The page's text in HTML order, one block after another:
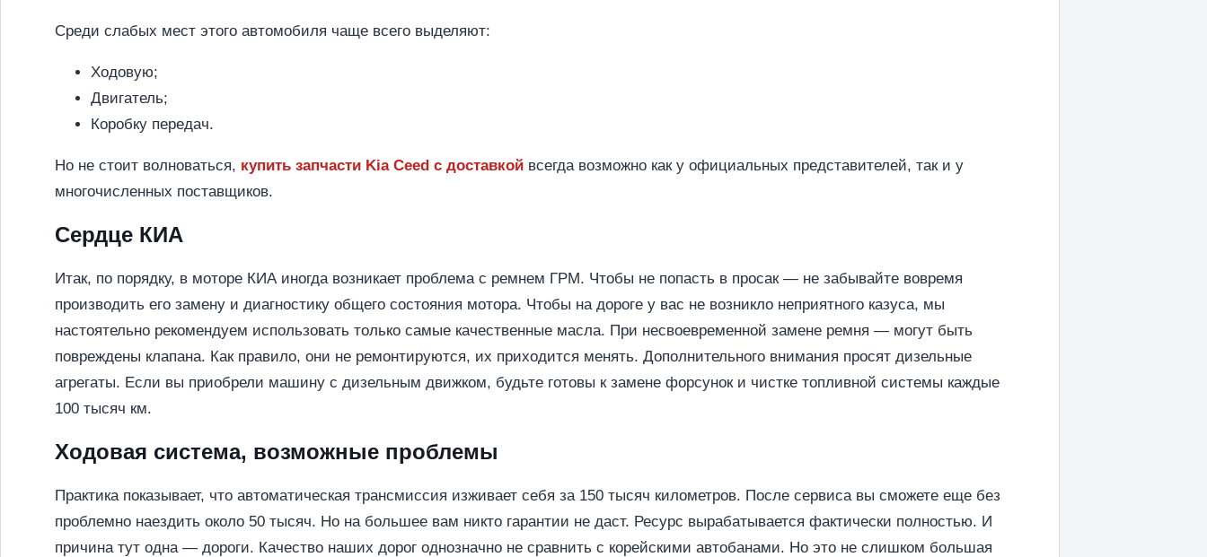
Среди слабых мест этого автомобиля чаще всего выделяют:
Ходовую;
Двигатель;
Коробку передач.
Но не стоит волноваться, купить запчасти Kia Ceed с доставкой всегда возможно как у официальных представителей, так и у
многочисленных поставщиков.
Сердце КИА
Итак, по порядку, в моторе КИА иногда возникает проблема с ремнем ГРМ. Чтобы не попасть в просак — не забывайте вовремя
производить его замену и диагностику общего состояния мотора. Чтобы на дороге у вас не возникло неприятного казуса, мы
настоятельно рекомендуем использовать только самые качественные масла. При несвоевременной замене ремня — могут быть
повреждены клапана. Как правило, они не ремонтируются, их приходится менять. Дополнительного внимания просят дизельные
агрегаты. Если вы приобрели машину с дизельным движком, будьте готовы к замене форсунок и чистке топливной системы каждые
100 тысяч км.
Ходовая система, возможные проблемы
Практика показывает, что автоматическая трансмиссия изживает себя за 150 тысяч километров. После сервиса вы сможете еще без
проблемно наездить около 50 тысяч. Но на большее вам никто гарантии не даст. Ресурс вырабатывается фактически полностью. И
причина тут одна — дороги. Качество наших дорог однозначно не сравнить с корейскими автобанами. Но это не слишком большая